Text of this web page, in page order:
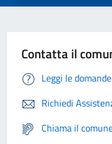
Contatta il
Leggi le
Richiedi
Chiama il